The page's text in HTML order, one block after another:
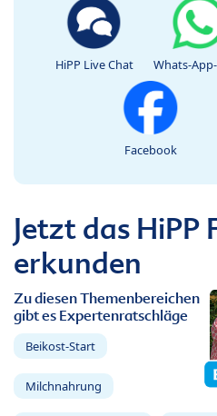
HiPP Live Chat Whats-
Facebook
Jetzt das HiPP
erkunden
Zu diesen Themenbereichen
gibt es Expertenratschläge
Beikost-Start
Milchnahrung